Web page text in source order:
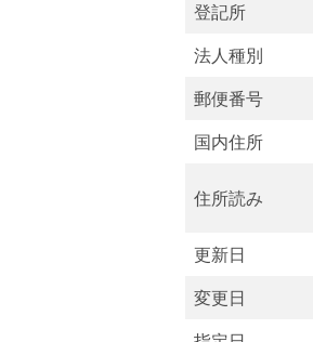
登記所
法人種別
郵便番号
国内住所
住所読み
更新日
変更日